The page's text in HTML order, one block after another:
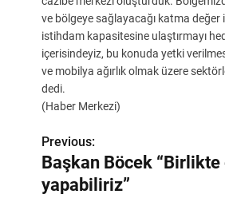
ve bölgeye sağlayacağı katma değer
istihdam kapasitesine ulaştırmayı
içerisindeyiz, bu konuda yetki
ve mobilya ağırlık olmak üzere
dedi.
(Haber Merkezi)
Y
a
Previous:
Başkan Böcek
yapabiliriz”